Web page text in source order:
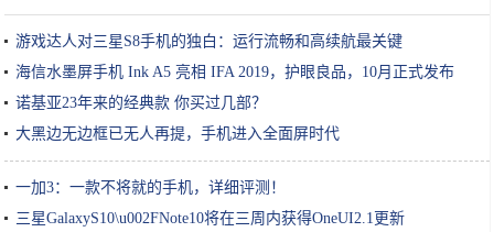
游戏达人对三星S8手机的独白：运行流畅和高续航最关键
海信水墨屏手机 Ink A5 亮相 IFA 2019，护眼良品，10月正式发布
诺基亚23年来的经典款 你买过几部？
大黑边无边框已无人再提，手机进入全面屏时代
一加3：一款不将就的手机，详细评测！
三星GalaxyS10\u002FNote10将在三周内获得OneUI2.1更新